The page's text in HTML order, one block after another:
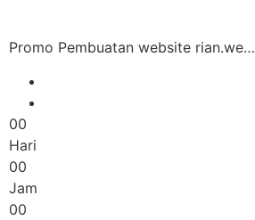
Promo Pembuatan website rian.we…
00
Hari
00
Jam
00